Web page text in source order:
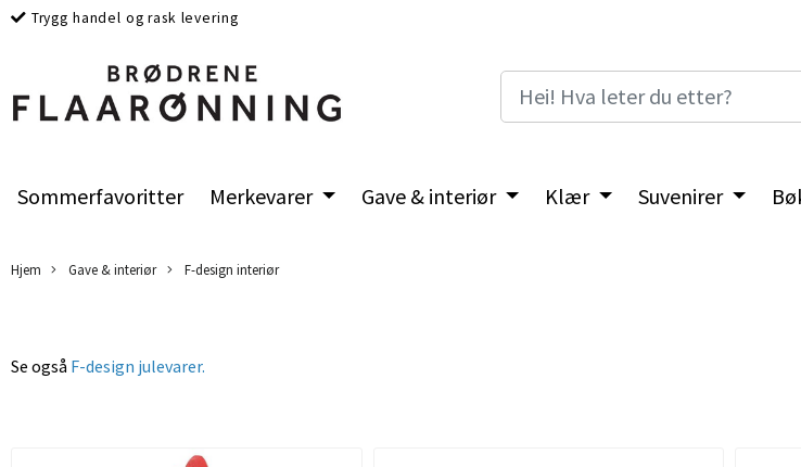
Trygg handel og rask levering
Sommerfavoritter Merkevarer Gave & interiør Klær Suvenirer
Hjem Gave & interiør F-design interiør
Se også F-design julevarer.